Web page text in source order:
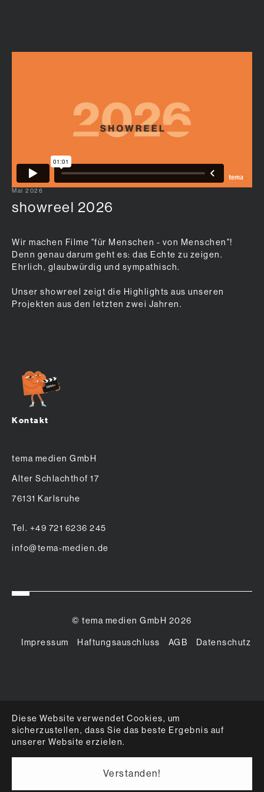
Diese Website verwendet Cookies, um
sicherzustellen, dass Sie das beste Ergebnis auf
unserer Website erzielen.
Verstanden!
Mai 2026
showreel 2026
Wir machen Filme "für Menschen - von Menschen"!
Denn genau darum geht es: das Echte zu zeigen.
Ehrlich, glaubwürdig und sympathisch.
Unser showreel zeigt die Highlights aus unseren
Projekten aus den letzten zwei Jahren.
Kontakt
tema medien GmbH
Alter Schlachthof 17
76131 Karlsruhe
Tel. +49 721 6236 245
info@tema-medien.de
© tema medien GmbH 2026
Impressum Haftungsauschluss AGB Datenschutz